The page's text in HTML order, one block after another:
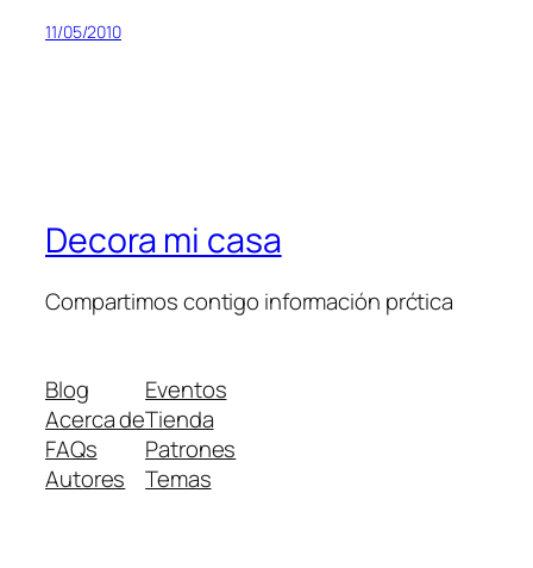
11/05/2010
Decora mi casa
Compartimos contigo información prćtica
Blog
Acerca de
FAQs
Autores
Eventos
Tienda
Patrones
Temas